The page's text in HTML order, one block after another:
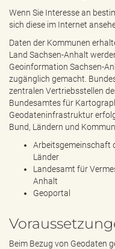
Wenn Sie Interesse an
sich diese im Internet
Daten der Kommunen
Land Sachsen-Anhalt
Geoinformation Sachsen-
zugänglich gemacht.
zentralen Vertriebsstellen
Bundesamtes für
Geodateninfrastruktur
Bund, Ländern und
Arbeitsgemeinschaft
Länder
Landesamt für
Anhalt
Geoportal
Beim Bezug von Geodaten